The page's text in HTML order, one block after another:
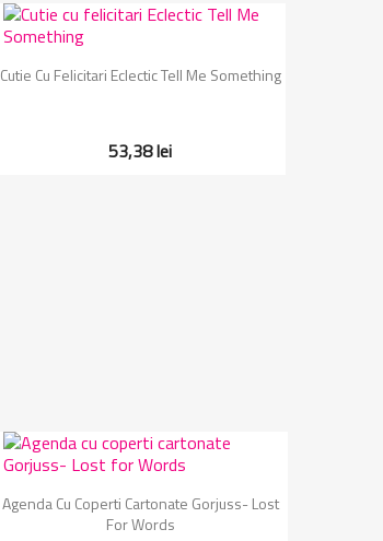
Vizualizare rapida
Cutie Cu Felicitari Eclectic Tell Me Something
53,38 lei
Vizualizare rapida
Agenda Cu Coperti Cartonate Gorjuss- Lost
For Words